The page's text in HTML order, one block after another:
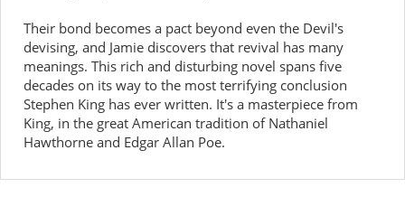
Their bond becomes a pact beyond even the Devil's
devising, and Jamie discovers that revival has many
meanings. This rich and disturbing novel spans five
decades on its way to the most terrifying conclusion
Stephen King has ever written. It's a masterpiece from
King, in the great American tradition of Nathaniel
Hawthorne and Edgar Allan Poe.